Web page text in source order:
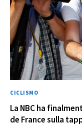
CICLISMO
La NBC ha
de France sulla